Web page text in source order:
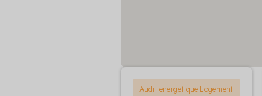
Audit energetique Logement